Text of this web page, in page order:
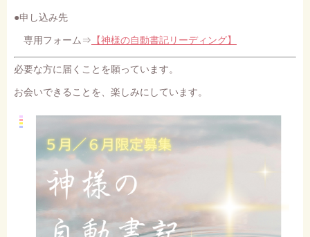
●申し込み先
専用フォーム⇒ 【神様の自動書記リーディング】
必要な方に届くことを願っています。
お会いできることを、楽しみにしています。